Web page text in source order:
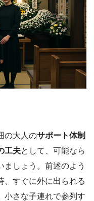
の大人のサポート体制
工夫として、可能なら
ましょう。前述のよう
、すぐに外に出られる
小さな子連れで参列す